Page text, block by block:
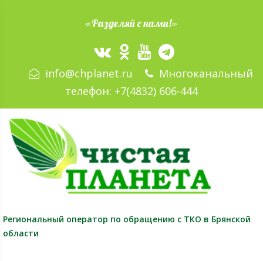
«Разделяй с нами!»
info@chplanet.ru
Многоканальный
телефон: +7(4832) 606-444
Региональный оператор по обращению с ТКО в Брянской
области